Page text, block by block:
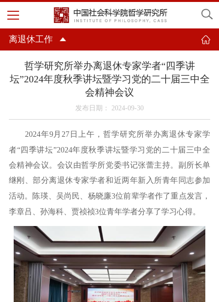
离退休工作
哲学研究所举办离退休专家学者“四季讲
坛”2024年度秋季讲坛暨学习党的二十届三中全
会精神会议
发布日期： 2024-09-30
2024年9月27 日上午，哲学研究所举办离退休专家学
者“四季讲坛”2024年度秋季讲坛暨学习党的二十届三中全
会精神会议。会议由哲学所党委书记张蕾主持。副所长单
继刚、部分离退休专家学者和近两年新入所青年同志参加
活动。陈瑛、吴尚民、杨晓廉3位前辈学者作了重点发言，
李章吕、孙海科、贾祯祯3位青年学者分享了学习心得。